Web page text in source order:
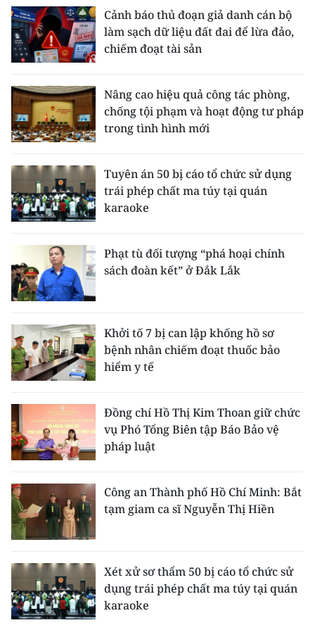
Cảnh báo thủ đoạn giả danh cán bộ
làm sạch dữ liệu đất đai để lừa đảo,
chiếm đoạt tài sản
Nâng cao hiệu quả công tác phòng,
chống tội phạm và hoạt động tư pháp
trong tình hình mới
Tuyên án 50 bị cáo tổ chức sử dụng
trái phép chất ma túy tại quán
karaoke
Phạt tù đối tượng “phá hoại chính
sách đoàn kết” ở Đắk Lắk
Khởi tố 7 bị can lập khống hồ sơ
bệnh nhân chiếm đoạt thuốc bảo
hiểm y tế
Đồng chí Hồ Thị Kim Thoan giữ chức
vụ Phó Tổng Biên tập Báo Bảo vệ
pháp luật
Công an Thành phố Hồ Chí Minh: Bắt
tạm giam ca sĩ Nguyễn Thị Hiền
Xét xử sơ thẩm 50 bị cáo tổ chức sử
dụng trái phép chất ma túy tại quán
karaoke